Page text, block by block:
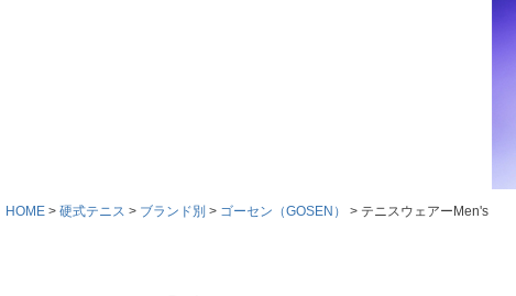
HOME 硬式テニス ブランド別 ゴーセン（GOSEN） テニスウェアーMen's